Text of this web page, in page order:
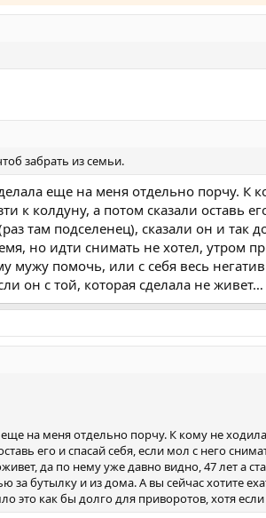
забрать из семьи.
еще на меня отдельно порчу. К
к колдуну, а потом сказали оставь
там подселенец), сказали он и
но идти снимать не хотел, утром
мужу помочь, или с себя весь
он с той, которая сделала не живет…
на меня отдельно порчу. К кому не
его и спасай себя, если мол с него
да по нему уже давно видно, 47 лет а
за бутылку и из дома. А вы сейчас хотите
это как бы долго для приворотов, хотя